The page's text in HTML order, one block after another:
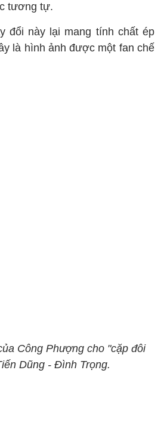
tương tự.
đổi này lại mang tính chất ép
là hình ảnh được một fan chế
Công Phượng cho "cặp đôi
Dũng - Đình Trọng.